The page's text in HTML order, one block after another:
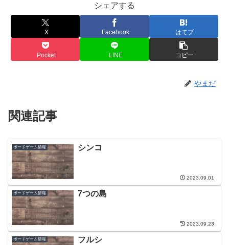
シェアする
X Facebook はてブ
Pocket LINE コピー
やまだ
関連記事
ボードゲーム情報 シンコ
2023.09.01
ボードゲーム情報 7つの島
2023.09.23
ボードゲーム情報 フルシ